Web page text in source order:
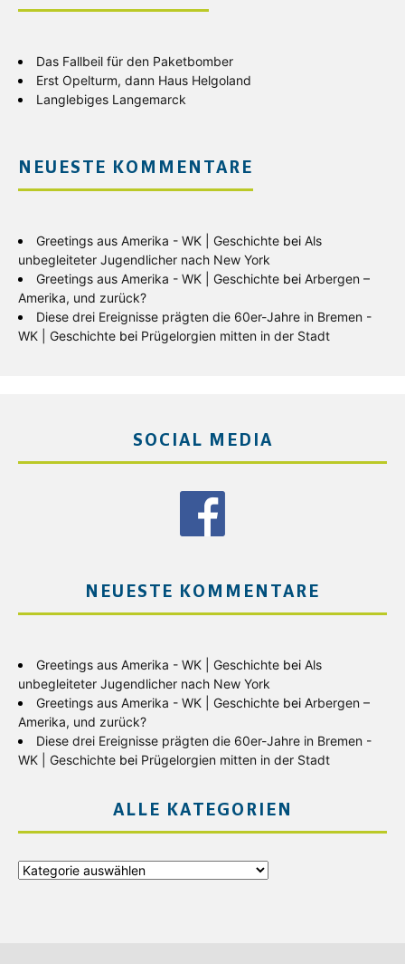
Das Fallbeil für den Paketbomber
Erst Opelturm, dann Haus Helgoland
Langlebiges Langemarck
NEUESTE KOMMENTARE
Greetings aus Amerika - WK | Geschichte bei Als
unbegleiteter Jugendlicher nach New York
Greetings aus Amerika - WK | Geschichte bei Arbergen –
Amerika, und zurück?
Diese drei Ereignisse prägten die 60er-Jahre in Bremen -
WK | Geschichte bei Prügelorgien mitten in der Stadt
SOCIAL MEDIA
NEUESTE KOMMENTARE
Greetings aus Amerika - WK | Geschichte bei Als
unbegleiteter Jugendlicher nach New York
Greetings aus Amerika - WK | Geschichte bei Arbergen –
Amerika, und zurück?
Diese drei Ereignisse prägten die 60er-Jahre in Bremen -
WK | Geschichte bei Prügelorgien mitten in der Stadt
ALLE KATEGORIEN
Alle